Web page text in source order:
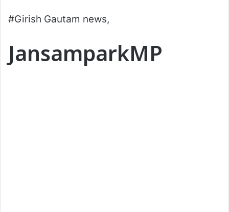
#Girish Gautam news,
JansamparkMP